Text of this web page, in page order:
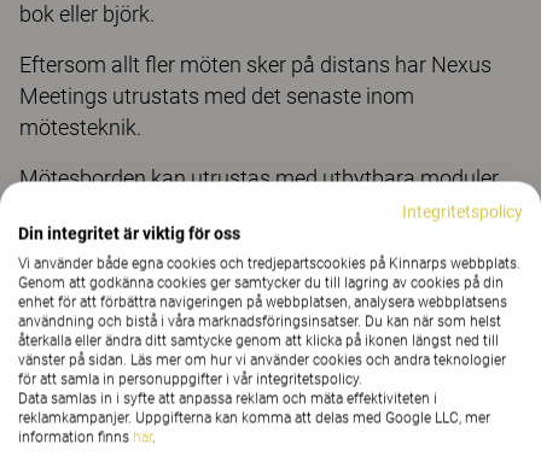
bok eller björk.
Eftersom allt fler möten sker på distans har Nexus
Meetings utrustats med det senaste inom
mötesteknik.
Mötesborden kan utrustas med utbytbara moduler
för kommunikation och nätverk, vilket gör det enkelt
att uppdatera i takt med den tekniska utvecklingen
och organisationens behov.
Avsikten är att Nexus Meetings ska vara en hållbar
investering ur alla aspekter. Produktserien är
utvecklad inom ramarna för Kinnarps
hållbarhetsinitiativ The Better Effect med högt ställda
krav på råvaror och resurser, klimat, rena material,
Integritetspolicy
Din integritet är viktig för oss
Vi använder både egna cookies och tredjepartscookies på Kinnarps webbplats.
Genom att godkänna cookies ger samtycker du till lagring av cookies på din
enhet för att förbättra navigeringen på webbplatsen, analysera webbplatsens
användning och bistå i våra marknadsföringsinsatser. Du kan när som helst
återkalla eller ändra ditt samtycke genom att klicka på ikonen längst ned till
vänster på sidan. Läs mer om hur vi använder cookies och andra teknologier
för att samla in personuppgifter i vår integritetspolicy.
Data samlas in i syfte att anpassa reklam och mäta effektiviteten i
reklamkampanjer. Uppgifterna kan komma att delas med Google LLC, mer
information finns här.